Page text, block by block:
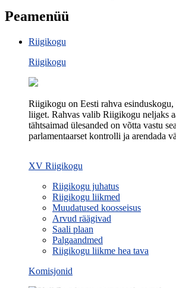
Peamenüü
Riigikogu
Riigikogu
Riigikogu on Eesti rahva
liiget. Rahvas valib Riigikogu neljaks
tähtsaimad ülesanded on võtta vastu
parlamentaarset kontrolli ja arendada
XV Riigikogu
Riigikogu juhatus
Riigikogu liikmed
Muudatused koosseisus
Arvud räägivad
Saali plaan
Palgaandmed
Riigikogu liikme hea tava
Komisjonid